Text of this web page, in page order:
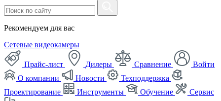
Рекомендуем для вас
Сетевые видеокамеры
Прайс-лист Дилеры Сравнение
Войти
О компании
Новости
Техподдержка
Проектирование
Инструменты Обучение
Сервис